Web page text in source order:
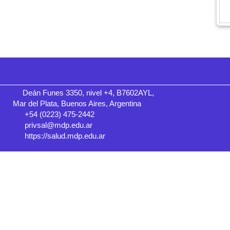
Deán Funes 3350, nivel +4, B7602AYL,
Mar del Plata, Buenos Aires, Argentina
+54 (0223) 475-2442
privsal@mdp.edu.ar
https://salud.mdp.edu.ar